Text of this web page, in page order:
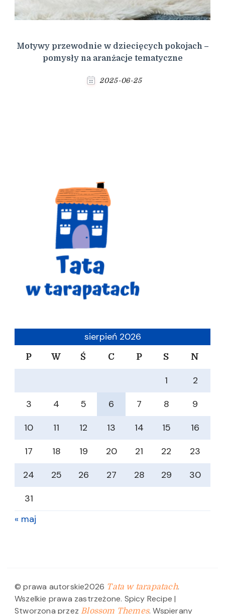
Motywy przewodnie w dziecięcych pokojach –
pomysły na aranżacje tematyczne
2025-06-25
sierpień 2026
P W Ś C P S N
1
2
3
4 5 6 7 8
9
10
11 12 13 14 15
16
17
18 19 20 21 22
23
24
25 26 27 28 29
30
31
« maj
© prawa autorskie2026 Tata w tarapatach.
Wszelkie prawa zastrzeżone. Spicy Recipe |
Stworzona przez Blossom Themes. Wspierany